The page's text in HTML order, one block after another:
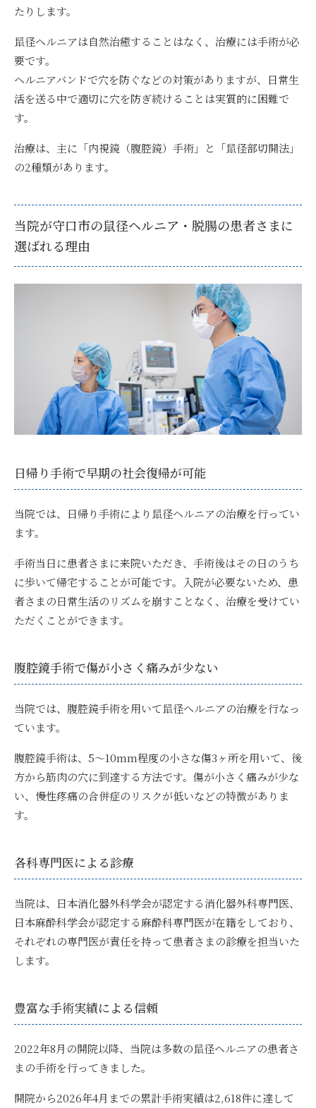
たりします。
鼠径ヘルニアは自然治癒することはなく、治療には手術が必
要です。
ヘルニアバンドで穴を防ぐなどの対策がありますが、日常生
活を送る中で適切に穴を防ぎ続けることは実質的に困難で
す。
治療は、主に「内視鏡（腹腔鏡）手術」と「鼠径部切開法」
の2種類があります。
当院が守口市の鼠径ヘルニア・脱腸の患者さまに
選ばれる理由
日帰り手術で早期の社会復帰が可能
当院では、 日帰り手術により鼠径ヘルニアの治療を行ってい
ます。
手術当日に患者さまに来院いただき、手術後はその日のうち
に歩いて帰宅することが可能です。入院が必要ないため、患
者さまの日常生活のリズムを崩すことなく、治療を受けてい
ただくことができます。
腹腔鏡手術で傷が小さく痛みが少ない
当院では、 腹腔鏡手術を用いて鼠径ヘルニアの治療を行なっ
ています。
腹腔鏡手術は、5〜10mm程度の小さな傷3ヶ所を用いて、後
方から筋肉の穴に到達する方法です。傷が小さく痛みが少な
い、慢性疼痛の合併症のリスクが低いなどの特徴がありま
す。
各科専門医による診療
当院は、 日本消化器外科学会が認定する消化器外科専門医、
日本麻酔科学会が認定する麻酔科専門医が在籍をしており、
それぞれの専門医が責任を持って患者さまの診療を担当いた
します。
豊富な手術実績による信頼
2022年8月の開院以降、当院は多数の鼠径ヘルニアの患者さ
まの手術を行ってきました。
開院から2026年4月までの累計手術実績は2,618件に達して